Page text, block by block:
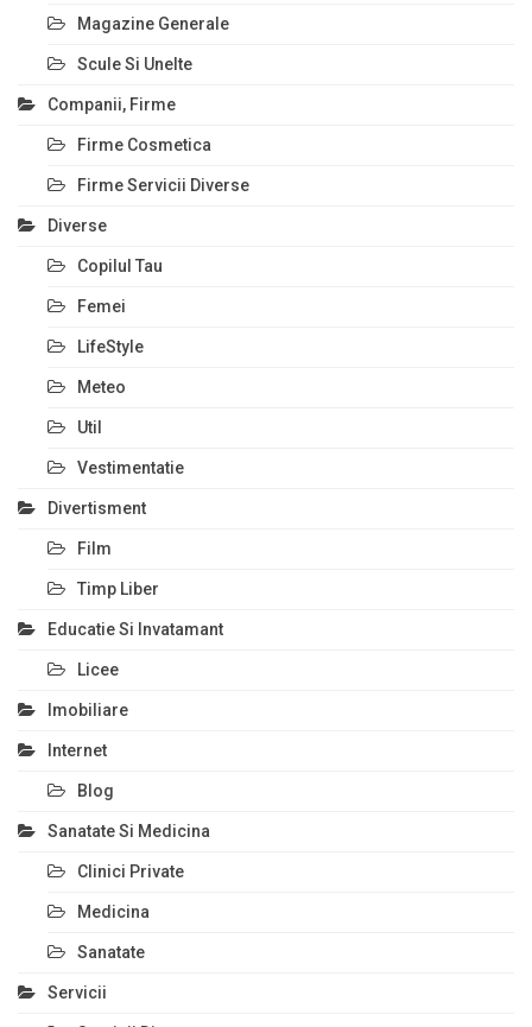
Magazine Generale
Scule Si Unelte
Companii, Firme
Firme Cosmetica
Firme Servicii Diverse
Diverse
Copilul Tau
Femei
LifeStyle
Meteo
Util
Vestimentatie
Divertisment
Film
Timp Liber
Educatie Si Invatamant
Licee
Imobiliare
Internet
Blog
Sanatate Si Medicina
Clinici Private
Medicina
Sanatate
Servicii